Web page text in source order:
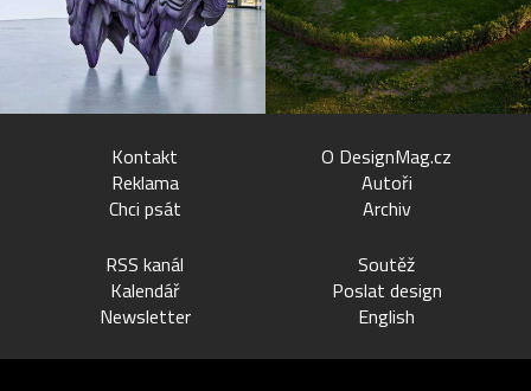
Kontakt
Reklama
Chci psát
O DesignMag.cz
Autoři
Archiv
RSS kanál
Kalendář
Newsletter
Soutěž
Poslat design
English